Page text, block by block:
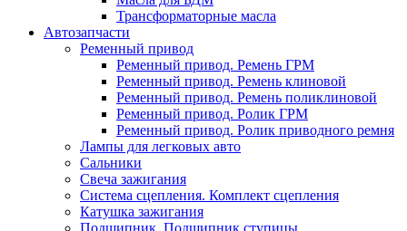
Трансформаторные масла
Автозапчасти
Ременный привод
Ременный привод. Ремень ГРМ
Ременный привод. Ремень клиновой
Ременный привод. Ремень поликлиновой
Ременный привод. Ролик ГРМ
Ременный привод. Ролик приводного ремня
Лампы для легковых авто
Сальники
Свеча зажигания
Система сцепления. Комплект сцепления
Катушка зажигания
Подшипник. Подшипник ступицы